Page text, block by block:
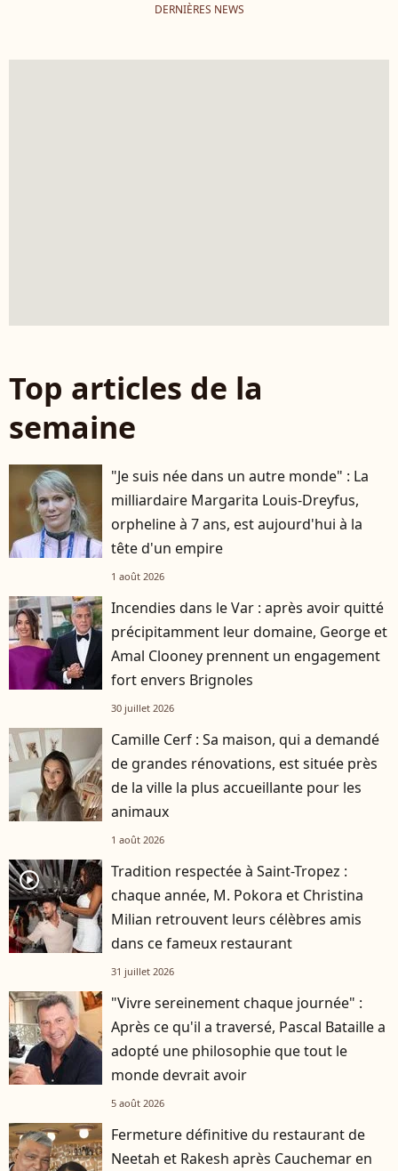
DERNIÈRES NEWS
Top articles de la
semaine
"Je suis née dans un autre monde" : La
milliardaire Margarita Louis-Dreyfus,
orpheline à 7 ans, est aujourd'hui à la
tête d'un empire
1 août 2026
Incendies dans le Var : après avoir quitté
précipitamment leur domaine, George et
Amal Clooney prennent un engagement
fort envers Brignoles
30 juillet 2026
Camille Cerf : Sa maison, qui a demandé
de grandes rénovations, est située près
de la ville la plus accueillante pour les
animaux
1 août 2026
player2
Tradition respectée à Saint-Tropez :
chaque année, M. Pokora et Christina
Milian retrouvent leurs célèbres amis
dans ce fameux restaurant
31 juillet 2026
"Vivre sereinement chaque journée" :
Après ce qu'il a traversé, Pascal Bataille a
adopté une philosophie que tout le
monde devrait avoir
5 août 2026
Fermeture définitive du restaurant de
Neetah et Rakesh après Cauchemar en